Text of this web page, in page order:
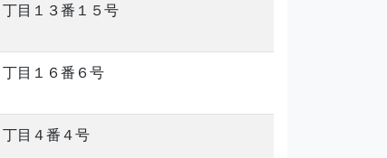
目１３番１５号
目１６番６号
目４番４号